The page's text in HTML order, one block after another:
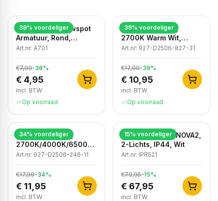
38% voordeliger
LED GU10 Inbouwspot
Armatuur, Rond,
Kantelbaar, IP20, Wit
Art.nr: A701
€7,99-38%
€ 4,95
incl. BTW
Op voorraad
39% voordeliger
LED Inbouwspot,
2700K Warm Wit,
Rond, Zwart, Dimbaar,
IP44
Art.nr: 927-D2506-827-31
€17,99-39%
€ 10,95
incl. BTW
Op voorraad
34% voordeliger
LED Inbouwspot,
2700K/4000K/6500K,
Dimbaar, Wit, IP44
Art.nr: 927-D2506-246-11
€17,99-34%
€ 11,95
incl. BTW
15% voordeliger
Badkamer Spot NOVA2,
2-Lichts, IP44, Wit
Art.nr: IPR521
€79,95-15%
€ 67,95
incl. BTW